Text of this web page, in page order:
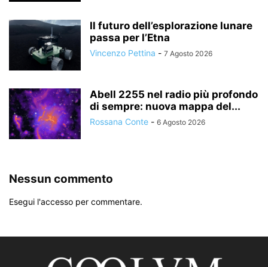
Il futuro dell’esplorazione lunare
passa per l’Etna
Vincenzo Pettina - 7 Agosto 2026
Abell 2255 nel radio più profondo
di sempre: nuova mappa del...
Rossana Conte - 6 Agosto 2026
Nessun commento
Esegui l'accesso per commentare.